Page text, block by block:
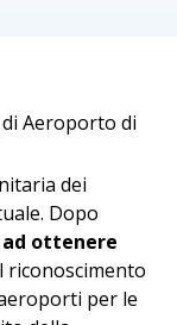
Aeroporto di
dei
Dopo
ad ottenere
riconoscimento
per le